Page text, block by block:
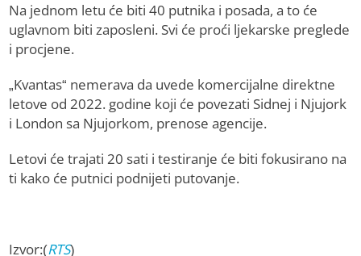
Na jednom letu će biti 40 putnika i posada, a to će
uglavnom biti zaposleni. Svi će proći ljekarske preglede
i procjene.
„Kvantas“ nemerava da uvede komercijalne direktne
letove od 2022. godine koji će povezati Sidnej i Njujork
i London sa Njujorkom, prenose agencije.
Letovi će trajati 20 sati i testiranje će biti fokusirano na
ti kako će putnici podnijeti putovanje.
Izvor:(RTS)